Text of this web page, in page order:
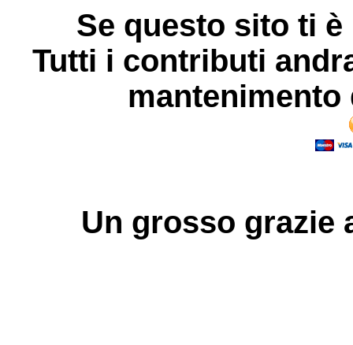
Se questo sito ti
Tutti i contributi
Un grosso grazie